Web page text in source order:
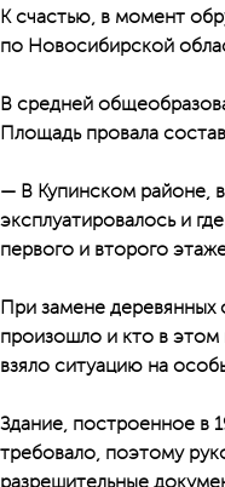
К счастью, в момент
по Новосибирской
В средней
Площадь провала
— В Купинском районе,
эксплуатировалось и
первого и второго
При замене деревянных
произошло и кто в этом
взяло ситуацию на
Здание, построенное в
требовало, поэтому
разрешительные